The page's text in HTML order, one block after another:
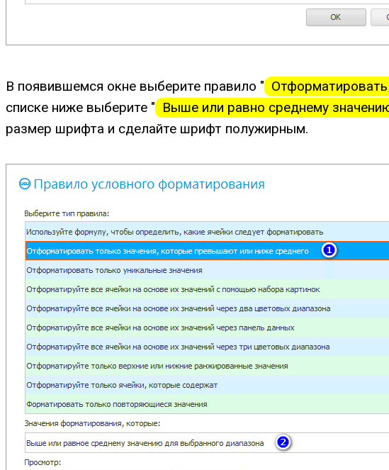
В появившемся окне выберите правило "
списке ниже выберите " Выше или равно среднему
размер шрифта и сделайте шрифт полужирным.